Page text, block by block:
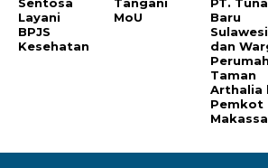
Layani
BPJS
Kesehatan
MoU
Baru
Sulawesi
dan
Taman
Arthalia
Pemkot